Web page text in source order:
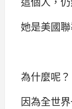
她是美國聯
為什麼呢？
因為全世